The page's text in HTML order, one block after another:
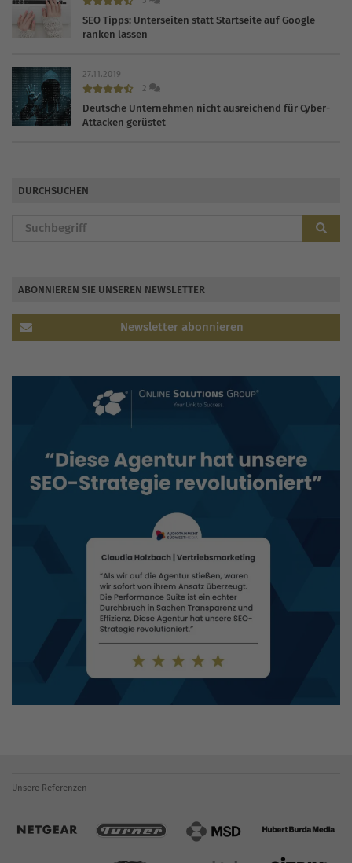
SEO Tipps: Unterseiten statt Startseite auf Google
ranken lassen
27.11.2019
2
Deutsche Unternehmen nicht ausreichend für Cyber-
Attacken gerüstet
DURCHSUCHEN
ABONNIEREN SIE UNSEREN NEWSLETTER
Newsletter abonnieren
Unsere Referenzen